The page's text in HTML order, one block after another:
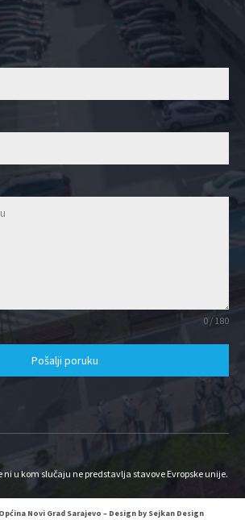
0 / 180
Pošalji poruku
ni u kom slučaju ne predstavlja stavove Evropske unije.
Novi Grad Sarajevo – Design by Sejkan Design